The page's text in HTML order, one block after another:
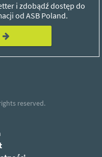
i zdobądź dostęp do
od ASB Poland.
reserved.